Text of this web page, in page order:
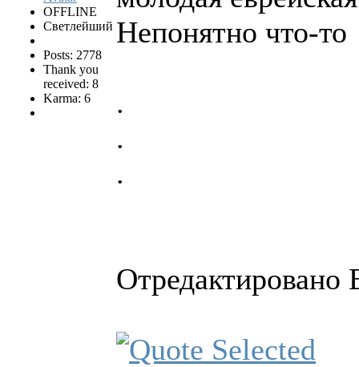
OFFLINE
Светлейший
Posts: 2778
Thank you
received: 8
Karma: 6
Непонятно что-то
.
.
.